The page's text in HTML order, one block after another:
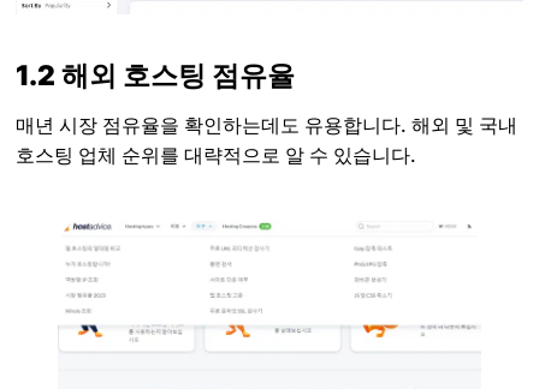
1.2 해외 호스팅 점유율
매년 시장 점유율을 확인하는데도 유용합니다. 해외 및 국내
호스팅 업체 순위를 대략적으로 알 수 있습니다.